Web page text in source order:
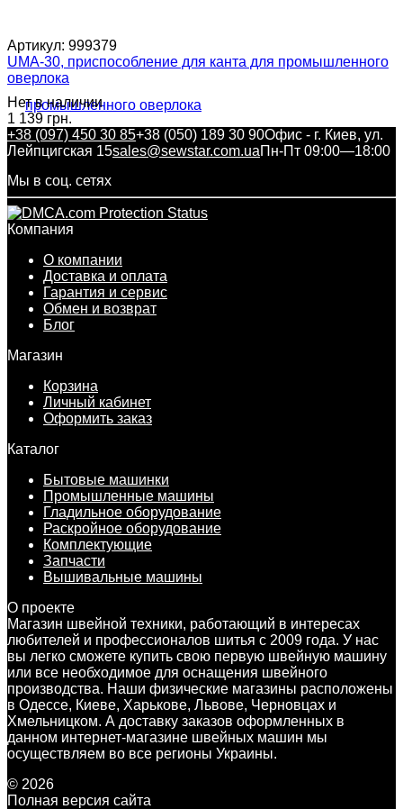
Артикул: 999379
UMA-30, приспособление для канта для промышленного
оверлока
Нет в наличии
1 139 грн.
+38 (097) 450 30 85+38 (050) 189 30 90Офис - г. Киев, ул.
Лейпцигская 15sales@sewstar.com.uaПн-Пт 09:00—18:00
Мы в соц. сетях
Компания
О компании
Доставка и оплата
Гарантия и сервис
Обмен и возврат
Блог
Магазин
Корзина
Личный кабинет
Оформить заказ
Каталог
Бытовые машинки
Промышленные машины
Гладильное оборудование
Раскройное оборудование
Комплектующие
Запчасти
Вышивальные машины
О проекте
Магазин швейной техники, работающий в интересах
любителей и профессионалов шитья с 2009 года. У нас
вы легко сможете купить свою первую швейную машину
или все необходимое для оснащения швейного
производства. Наши физические магазины расположены
в Одессе, Киеве, Харькове, Львове, Черновцах и
Хмельницком. А доставку заказов оформленных в
данном интернет-магазине швейных машин мы
осуществляем во все регионы Украины.
© 2026
Полная версия сайта